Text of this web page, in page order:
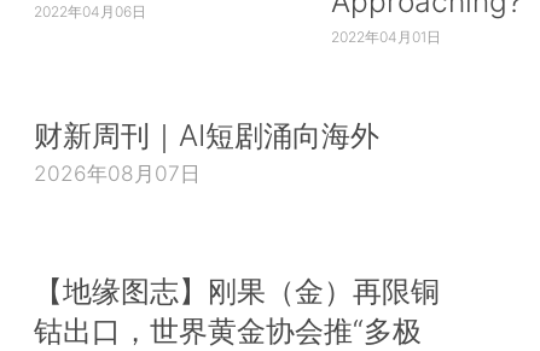
2022年04月06日
2022年04月01日
财新周刊｜AI短剧涌向海外
2026年08月07日
【地缘图志】刚果（金）再限铜
钴出口，世界黄金协会推“多极